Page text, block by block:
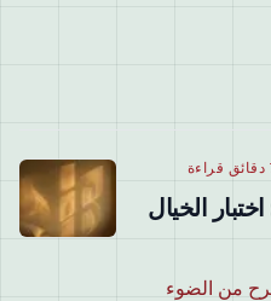
الخيال
من الضوء